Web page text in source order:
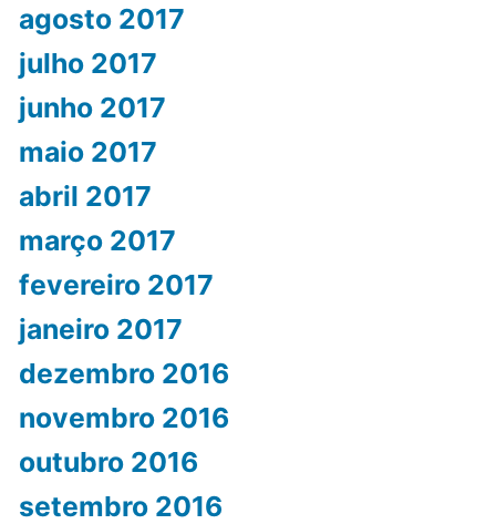
agosto 2017
julho 2017
junho 2017
maio 2017
abril 2017
março 2017
fevereiro 2017
janeiro 2017
dezembro 2016
novembro 2016
outubro 2016
setembro 2016